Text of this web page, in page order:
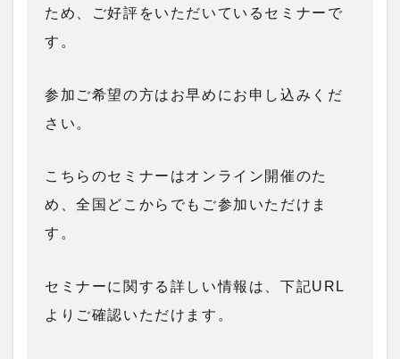
ため、ご好評をいただいているセミナーで
す。
参加ご希望の方はお早めにお申し込みくだ
さい。
こちらのセミナーはオンライン開催のた
め、全国どこからでもご参加いただけま
す。
セミナーに関する詳しい情報は、下記URL
よりご確認いただけます。